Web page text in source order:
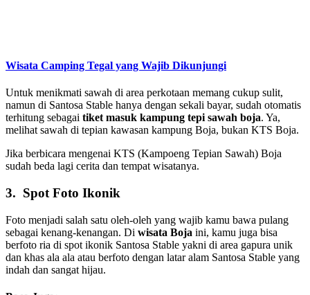
Wisata Camping Tegal yang Wajib Dikunjungi
Untuk menikmati sawah di area perkotaan memang cukup sulit,
namun di Santosa Stable hanya dengan sekali bayar, sudah otomatis
terhitung sebagai tiket masuk kampung tepi sawah boja. Ya,
melihat sawah di tepian kawasan kampung Boja, bukan KTS Boja.
Jika berbicara mengenai KTS (Kampoeng Tepian Sawah) Boja
sudah beda lagi cerita dan tempat wisatanya.
3. Spot Foto Ikonik
Foto menjadi salah satu oleh-oleh yang wajib kamu bawa pulang
sebagai kenang-kenangan. Di wisata Boja ini, kamu juga bisa
berfoto ria di spot ikonik Santosa Stable yakni di area gapura unik
dan khas ala ala atau berfoto dengan latar alam Santosa Stable yang
indah dan sangat hijau.